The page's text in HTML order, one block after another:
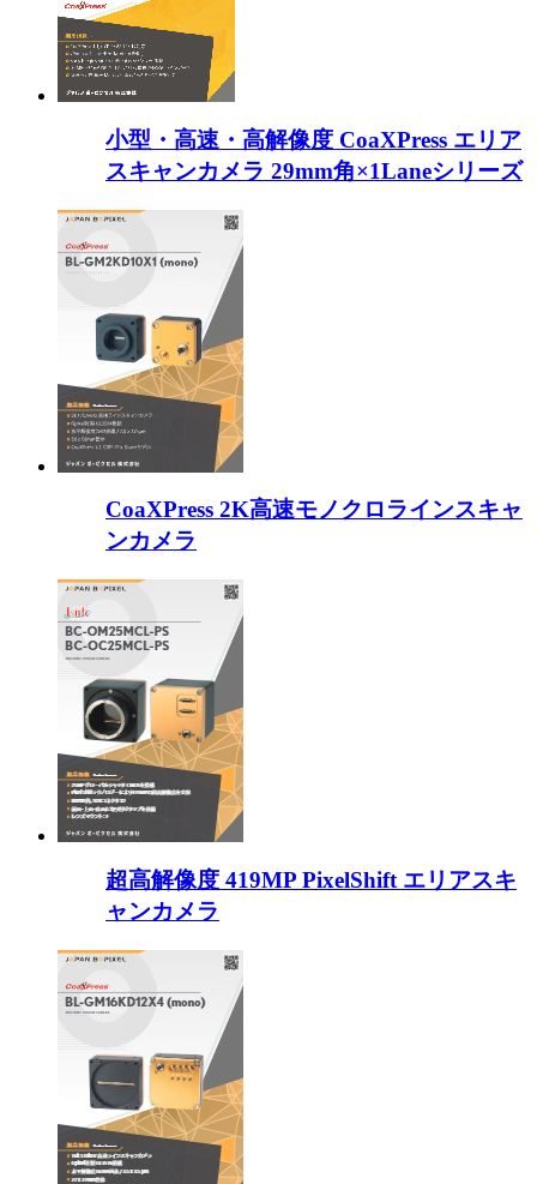
小型・高速・高解像度 CoaXPress エリア
スキャンカメラ 29mm角×1Laneシリーズ
CoaXPress 2K高速モノクロラインスキャ
ンカメラ
超高解像度 419MP PixelShift エリアスキ
ャンカメラ